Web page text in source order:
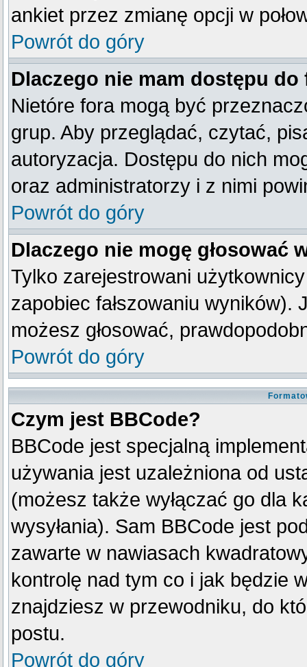
ankiet przez zmianę opcji w
Powrót do góry
Dlaczego nie mam dostępu do
Nietóre fora mogą być
grup. Aby przeglądać, czytać,
autoryzacja. Dostępu do nich
oraz administratorzy i z nimi
Powrót do góry
Dlaczego nie mogę głosować
Tylko zarejestrowani
zapobiec fałszowaniu wyników).
możesz głosować,
Powrót do góry
Czym jest BBCode?
BBCode jest specjalną
używania jest uzależniona od
(możesz także wyłączać go dla
wysyłania). Sam BBCode jest
zawarte w nawiasach
kontrolę nad tym co i jak będzie
znajdziesz w przewodniku, do
postu.
Powrót do góry